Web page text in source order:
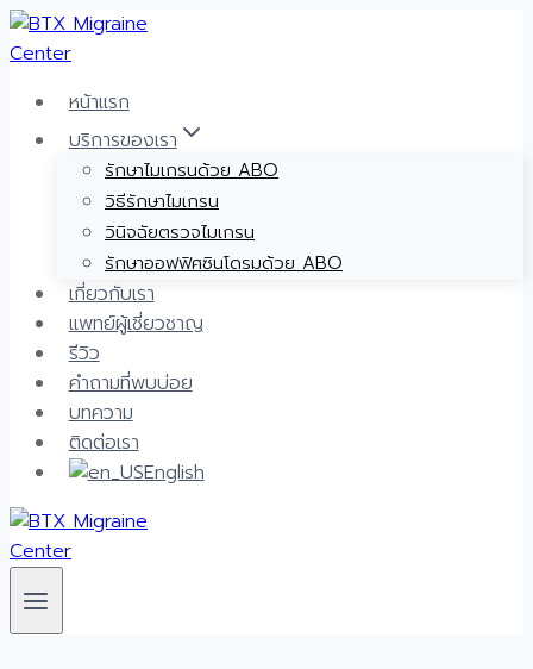
Skip
to
หน้าแรก
บริการของเรา
รักษาไมเกรนด้วย ABO
วิธีรักษาไมเกรน
วินิจฉัยตรวจไมเกรน
รักษาออฟฟิศซินโดรมด้วย ABO
เกี่ยวกับเรา
แพทย์ผู้เชี่ยวชาญ
รีวิว
คำถามที่พบบ่อย
บทความ
ติดต่อเรา
English